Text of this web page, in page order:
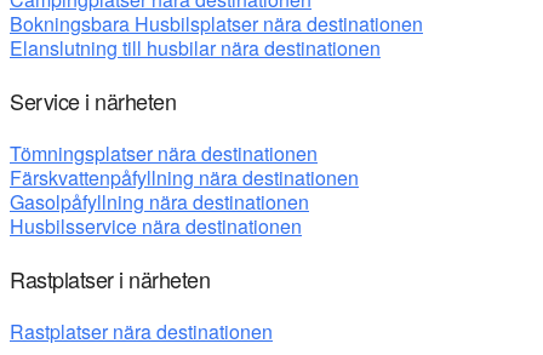
Bokningsbara Husbilsplatser nära destinationen
Elanslutning till husbilar nära destinationen
Service i närheten
Tömningsplatser nära destinationen
Färskvattenpåfyllning nära destinationen
Gasolpåfyllning nära destinationen
Husbilsservice nära destinationen
Rastplatser i närheten
Rastplatser nära destinationen